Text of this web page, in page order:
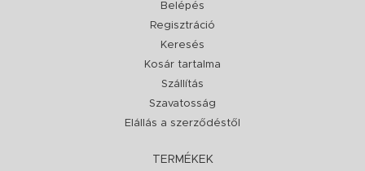
Belépés
Regisztráció
Keresés
Kosár tartalma
Szállítás
Szavatosság
Elállás a szerződéstől
TERMÉKEK